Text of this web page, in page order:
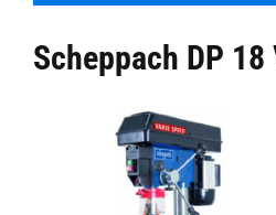
Scheppach DP 18